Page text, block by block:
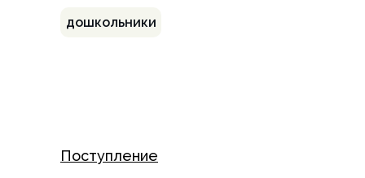
дошкольники
Поступление